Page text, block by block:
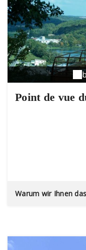
Point de vue
Warum wir Ihnen